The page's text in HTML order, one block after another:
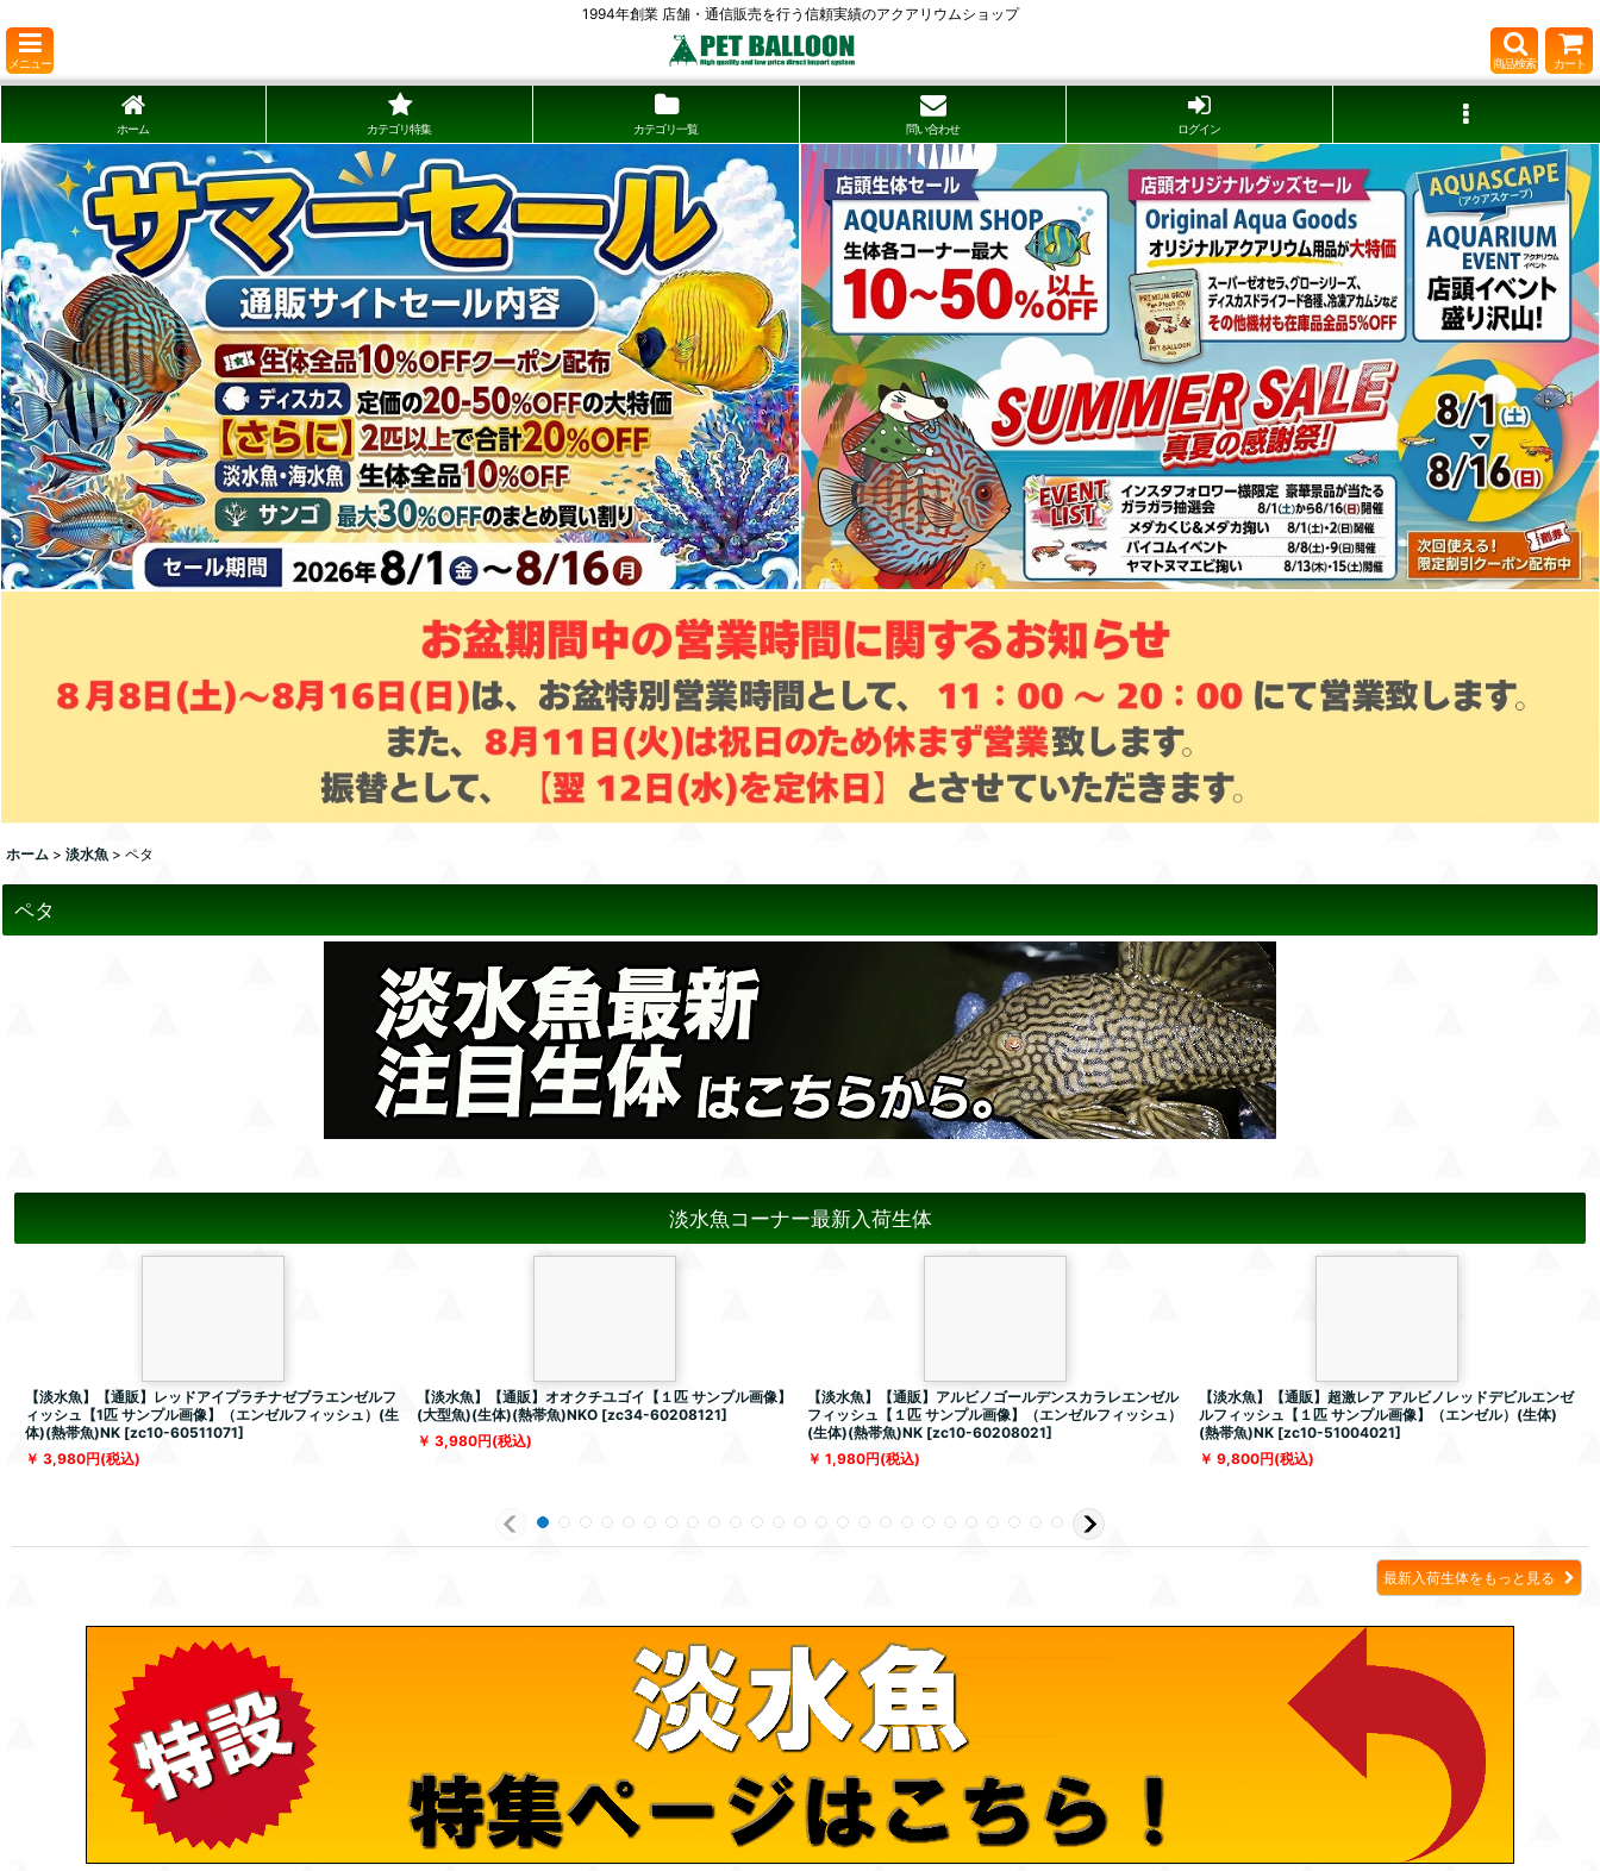
1994年創業 店舗・通信販売を行う信頼実績のアクアリウムショップ
メニュー 商品検索 カート
ホーム カテゴリ特集 カテゴリ一覧 問い合わせ ログイン
ホーム > 淡水魚 > ペタ
ペタ
淡水魚コーナー最新入荷生体
【淡水魚】【通販】レッドアイプラチナゼブラエンゼルフ
ィッシュ【1匹 サンプル画像】（エンゼルフィッシュ）(生
体)(熱帯魚)NK [zc10-60511071]
3,980円(税込)
【淡水魚】【通販】オオクチユゴイ【１匹 サンプル画像】
(大型魚)(生体)(熱帯魚)NKO [zc34-60208121]
3,980円(税込)
【淡水魚】【通販】アルビノゴールデンスカラレエンゼル
フィッシュ【１匹 サンプル画像】（エンゼルフィッシュ）
(生体)(熱帯魚)NK [zc10-60208021]
1,980円(税込)
【淡水魚】【通販】超激レア アルビノレッドデビルエンゼ
ルフィッシュ【１匹 サンプル画像】（エンゼル）(生体)
(熱帯魚)NK [zc10-51004021]
9,800円(税込)
最新入荷生体をもっと見る